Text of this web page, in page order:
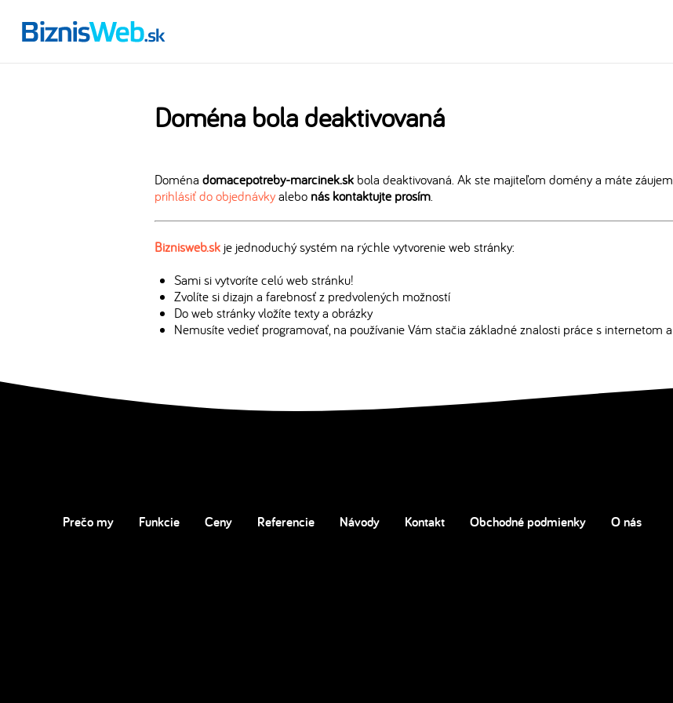
Doména bola deaktivovaná
Doména domacepotreby-marcinek.sk bola deaktivovaná. Ak ste majiteľom domény a máte
prihlásiť do objednávkyalebo nás kontaktujte prosím
Biznisweb.sk je jednoduchý systém na rýchle vytvorenie web stránky:
Sami si vytvoríte celú web stránku!
Zvolíte si dizajn a farebnosť z predvolených možností
Do web stránky vložíte texty a obrázky
Nemusíte vedieť programovať, na používanie Vám stačia základné znalosti práce s internetom
Prečo my Funkcie Ceny Referencie Návody Kontakt Obchodné podmienky O nás